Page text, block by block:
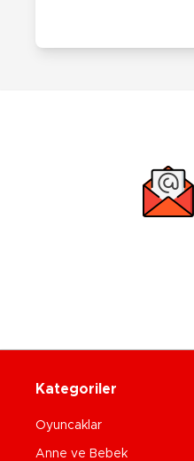
Kategoriler
Oyuncaklar
Anne ve Bebek